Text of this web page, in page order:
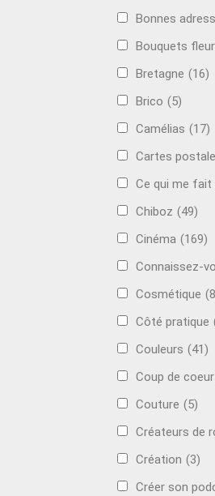
Bonnes
Bouquets
Bretagne (16)
Brico (5)
Camélias (17)
Cartes
Ce qui me fait
Chiboz (49)
Cinéma (169)
Connaissez-
Cosmétique
Côté pratique
Couleurs (41)
Coup de coeur
Couture (5)
Créateurs de
Création (3)
Créer son